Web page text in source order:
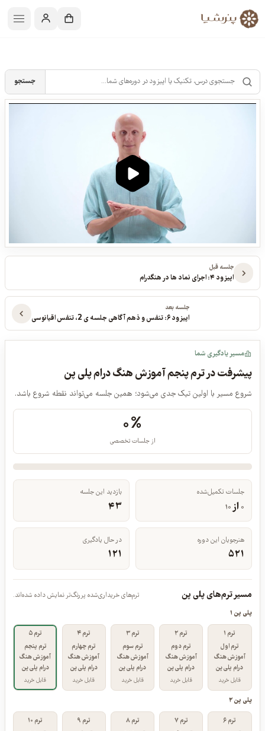
جستجو
جلسه قبل
جلسه بعد
پیشرفت در ترم پنجم آموزش هنگ درام پلی پن
۰%
از جلسات تخصصی
جلسات تکمیل‌شده
۰از۱۰
بازدید این جلسه
۴۳
هنرجویان این دوره
۵۲۱
در حال یادگیری
۱۲۱
مسیر ترم‌های پلی پن
ترم ۱
ترم اول
آموزش هنگ
درام پلی پن
قابل خرید
ترم ۲
ترم دوم
آموزش هنگ
ترم ۳
ترم سوم
آموزش هنگ
ترم ۴
ترم چهارم
آموزش هنگ
ترم ۵
ترم پنجم
آموزش هنگ
درام پلی پن